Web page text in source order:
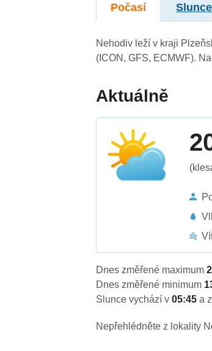
Počasí
Nehodiv leží v kraji
(ICON, GFS, ECMWF).
Aktuálně
Dnes změřené maximum
Dnes změřené minimum
Slunce vychází v05:45a
Nepřehlédněte z lokality